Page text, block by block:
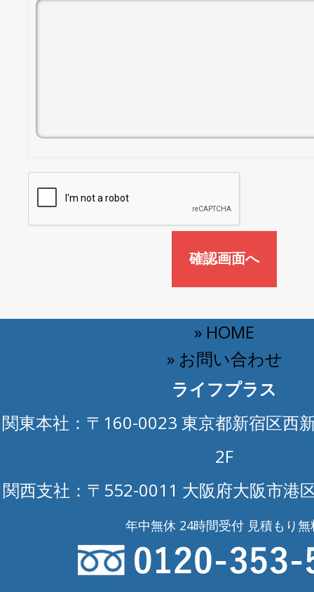
» HOME
» お問い合わせ
ライフプラス
関東本社：〒160-0023 東京都新宿区西
2F
関西支社：〒552-0011 大阪府大阪市港
年中無休 24時間受付 見積もり無